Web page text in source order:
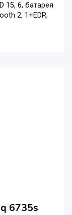
15, 6, батарея
2, 1+EDR,
6735s